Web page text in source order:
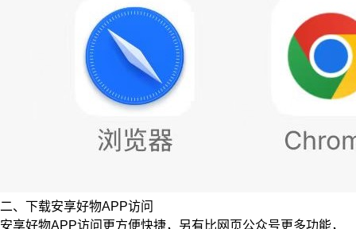
二、下载安享好物APP访问
安享好物APP访问更方便快捷，另有比网页公众号更多功能，